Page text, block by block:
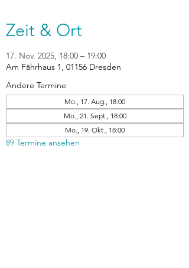
Zeit & Ort
17. Nov. 2025, 18:00 – 19:00
Am Fährhaus 1, 01156 Dresden
Andere Termine
Mo., 17. Aug., 18:00
Mo., 21. Sept., 18:00
Mo., 19. Okt., 18:00
89 Termine ansehen